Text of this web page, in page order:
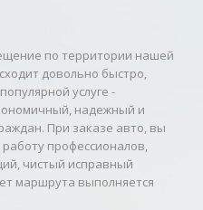
по территории нашей
довольно быстро,
услуге -
надежный и
При заказе авто, вы
профессионалов,
чистый исправный
маршрута выполняется